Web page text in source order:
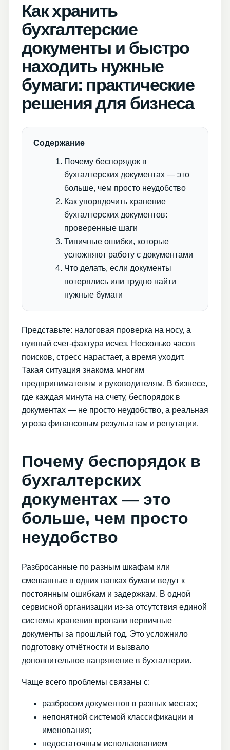
Как хранить
бухгалтерские
документы и быстро
находить нужные
бумаги: практические
решения для бизнеса
Содержание
Почему беспорядок в
бухгалтерских документах — это
больше, чем просто неудобство
Как упорядочить хранение
бухгалтерских документов:
проверенные шаги
Типичные ошибки, которые
усложняют работу с документами
Что делать, если документы
потерялись или трудно найти
нужные бумаги
Представьте: налоговая проверка на носу, а
нужный счет-фактура исчез. Несколько часов
поисков, стресс нарастает, а время уходит.
Такая ситуация знакома многим
предпринимателям и руководителям. В бизнесе,
где каждая минута на счету, беспорядок в
документах — не просто неудобство, а реальная
угроза финансовым результатам и репутации.
Почему беспорядок в
бухгалтерских
документах — это
больше, чем просто
неудобство
Разбросанные по разным шкафам или
смешанные в одних папках бумаги ведут к
постоянным ошибкам и задержкам. В одной
сервисной организации из-за отсутствия единой
системы хранения пропали первичные
документы за прошлый год. Это усложнило
подготовку отчётности и вызвало
дополнительное напряжение в бухгалтерии.
Чаще всего проблемы связаны с:
разбросом документов в разных местах;
непонятной системой классификации и
именования;
недостаточным использованием